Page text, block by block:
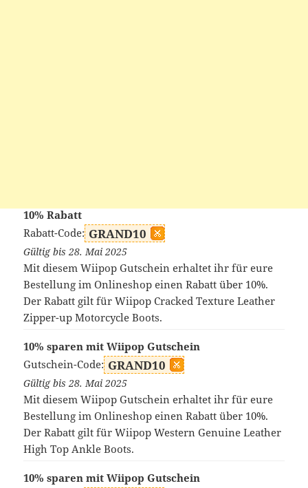
10% Rabatt
Rabatt-Code: GRAND10
Gültig bis 28. Mai 2025
Mit diesem Wiipop Gutschein erhaltet ihr für eure
Bestellung im Onlineshop einen Rabatt über 10%.
Der Rabatt gilt für Wiipop Cracked Texture Leather
Zipper-up Motorcycle Boots.
10% sparen mit Wiipop Gutschein
Gutschein-Code: GRAND10
Gültig bis 28. Mai 2025
Mit diesem Wiipop Gutschein erhaltet ihr für eure
Bestellung im Onlineshop einen Rabatt über 10%.
Der Rabatt gilt für Wiipop Western Genuine Leather
High Top Ankle Boots.
10% sparen mit Wiipop Gutschein